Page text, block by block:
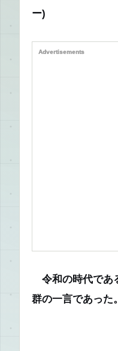
ー)
Advertisements
令和の時代であ
群の一言であった。